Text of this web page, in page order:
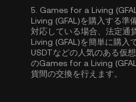
5. Games for a Living
Living (GFAL)を購入する準
対応している場合、法定通
Living (GFAL)を簡単に購入
USDTなどの人気のある仮
のGames for a Living
貨間の交換を行えます。